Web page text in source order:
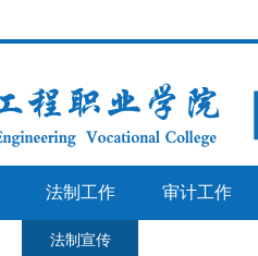
法制工作
法制宣传
审计工作